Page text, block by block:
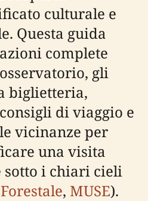
culturale e
Questa guida
complete
gli
biglietteria,
di viaggio e
vicinanze per
una visita
i chiari cieli
, MUSE).